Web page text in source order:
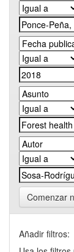
Comenzar
Añadir filtros: